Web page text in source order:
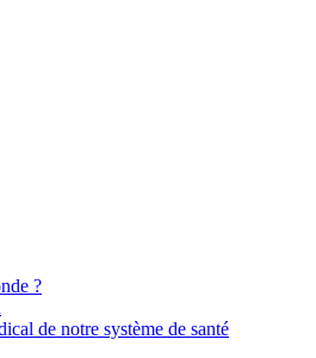
?
de notre système de santé